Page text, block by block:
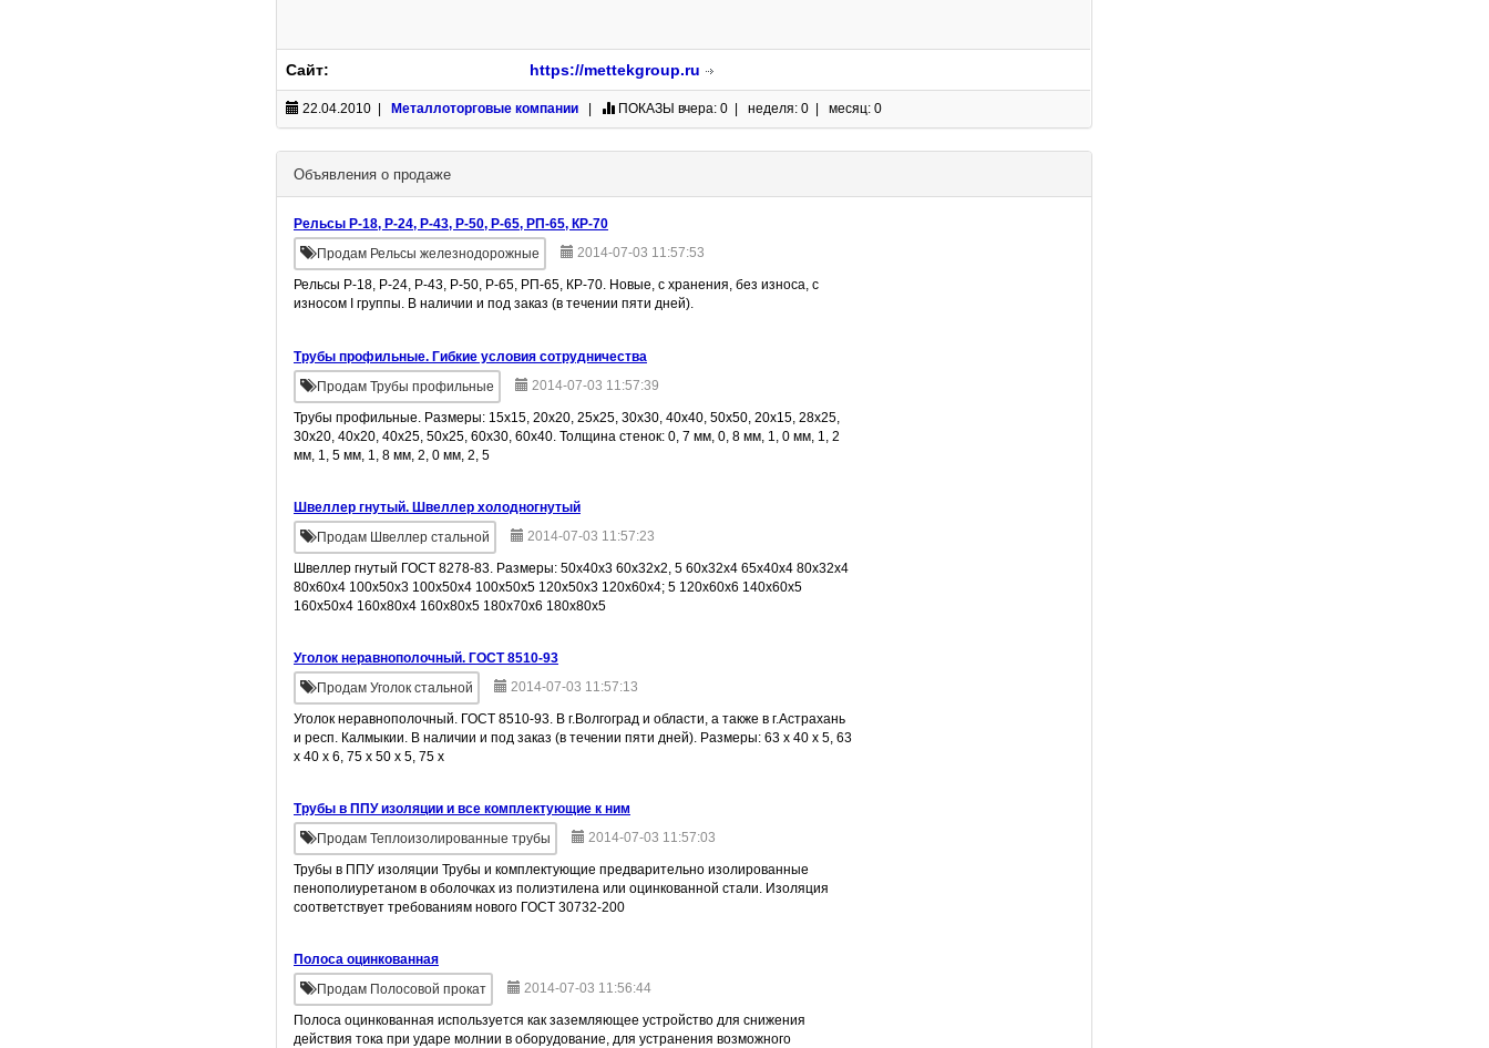
Сайт: https://mettekgroup.ru
22.04.2010 | Металлоторговые компании ПОКАЗЫ вчера: 0 | неделя: 0 | месяц: 0
Объявления о продаже
Рельсы Р-18, Р-24, Р-43, Р-50, Р-65, РП-65, КР-70
Продам Рельсы железнодорожные
2014-07-03 11:57:53
Рельсы Р-18, Р-24, Р-43, Р-50, Р-65, РП-65, КР-70. Новые, с хранения, без износа, с
износом I группы. В наличии и под заказ (в течении пяти дней).
Трубы профильные. Гибкие условия сотрудничества
Продам Трубы профильные
2014-07-03 11:57:39
Трубы профильные. Размеры: 15х15, 20х20, 25х25, 30х30, 40х40, 50х50, 20х15, 28х25,
30х20, 40х20, 40х25, 50х25, 60х30, 60х40. Толщина стенок: 0, 7 мм, 0, 8 мм, 1, 0 мм, 1, 2
мм, 1, 5 мм, 1, 8 мм, 2, 0 мм, 2, 5
Швеллер гнутый. Швеллер холодногнутый
Продам Швеллер стальной
2014-07-03 11:57:23
Швеллер гнутый ГОСТ 8278-83. Размеры: 50х40х3 60х32х2, 5 60х32х4 65х40х4 80х32х4
80х60х4 100х50х3 100х50х4 100х50х5 120х50х3 120х60х4; 5 120х60х6 140х60х5
160х50х4 160х80х4 160х80х5 180х70х6 180х80х5
Уголок неравнополочный. ГОСТ 8510-93
Продам Уголок стальной
2014-07-03 11:57:13
Уголок неравнополочный. ГОСТ 8510-93. В г.Волгоград и области, а также в г.Астрахань
и респ. Калмыкии. В наличии и под заказ (в течении пяти дней). Размеры: 63 х 40 х 5, 63
х 40 х 6, 75 х 50 х 5, 75 х
Трубы в ППУ изоляции и все комплектующие к ним
Продам Теплоизолированные трубы
2014-07-03 11:57:03
Трубы в ППУ изоляции Трубы и комплектующие предварительно изолированные
пенополиуретаном в оболочках из полиэтилена или оцинкованной стали. Изоляция
соответствует требованиям нового ГОСТ 30732-200
Полоса оцинкованная
Продам Полосовой прокат
2014-07-03 11:56:44
Полоса оцинкованная используется как заземляющее устройство для снижения
действия тока при ударе молнии в оборудование, для устранения возможного